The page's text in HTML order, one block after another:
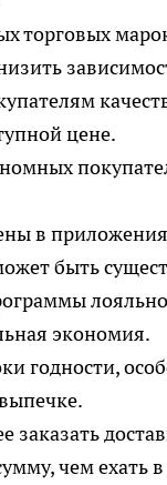
торговых
цене.
в
быть
экономия.
годности,
заказать
чем ехать